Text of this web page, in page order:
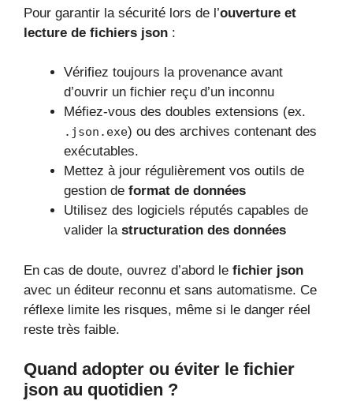
Pour garantir la sécurité lors de l’ouverture et
lecture de fichiers json :
Vérifiez toujours la provenance avant
d’ouvrir un fichier reçu d’un inconnu
Méfiez-vous des doubles extensions (ex.
.json.exe) ou des archives contenant des
exécutables.
Mettez à jour régulièrement vos outils de
gestion de format de données
Utilisez des logiciels réputés capables de
valider la structuration des données
En cas de doute, ouvrez d’abord le fichier json
avec un éditeur reconnu et sans automatisme. Ce
réflexe limite les risques, même si le danger réel
reste très faible.
Quand adopter ou éviter le fichier
json au quotidien ?